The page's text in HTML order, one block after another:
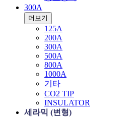
300A
더보기
125A
200A
300A
500A
800A
1000A
기타
CO2 TIP
INSULATOR
세라믹 (변형)